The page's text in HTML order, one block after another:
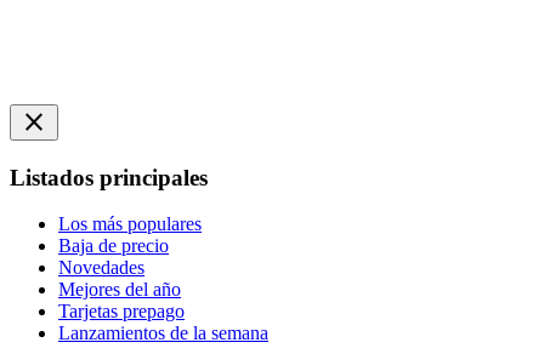
close
Listados principales
Los más populares
Baja de precio
Novedades
Mejores del año
Tarjetas prepago
Lanzamientos de la semana